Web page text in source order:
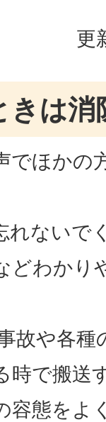
更
きは消
でほかの
れないで
どわかり
故や各
時で搬送
容態をよ